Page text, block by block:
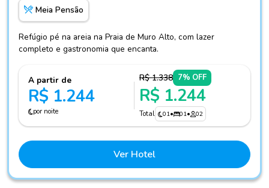
Meia Pensão
Refúgio pé na areia na Praia de Muro Alto, com lazer
completo e gastronomia que encanta.
A partir de
R$ 1.244
por noite
R$ 1.338 7% OFF
R$ 1.244
Total 01• 01• 02
Ver Hotel